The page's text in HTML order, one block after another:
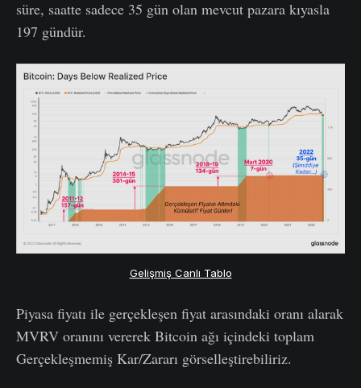
süre, saatte sadece 35 gün olan mevcut pazara kıyasla
197 gündür.
Gelişmiş Canlı Tablo
Piyasa fiyatı ile gerçekleşen fiyat arasındaki oranı alarak
MVRV oranını vererek Bitcoin ağı içindeki toplam
Gerçekleşmemiş Kar/Zararı görselleştirebiliriz.